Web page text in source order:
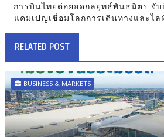
การบินไทยต่อยอดกลยุทธ์พันธมิตร จับ
แคมเปญเชื่อมโลกการเดินทางและไ
RELATED POST
BUSINESS & MARKETS